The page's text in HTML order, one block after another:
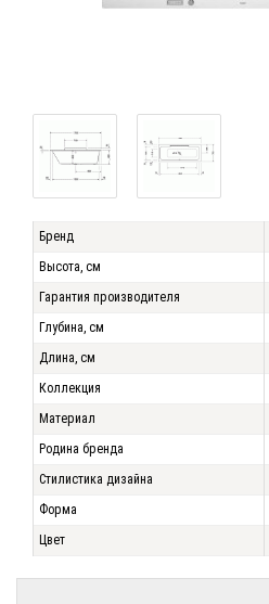
Бренд
Высота, см
Гарантия производителя
Глубина, см
Длина, см
Коллекция
Материал
Родина бренда
Стилистика дизайна
Форма
Цвет